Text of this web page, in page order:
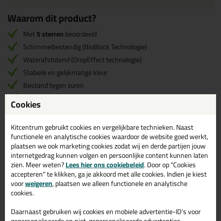
Waarom dit product?
Met5 sterrenbeoordeeld
Schimmelbestendig (BioBlock Technologie)
Waterafstotend (DropEffect technologie)
Stabiele en gelijkmatige kleur
Bestand tegen zuren
Geschikt voor voegentot 20mm
40 verschillende kleuren
Twijfel je ofMapei Ultracolor Plus 5kghet beste
product is voor je klus?
Start de check
Omschrijving Video Specificaties Reviews (6)
Cookies
Kitcentrum gebruikt cookies en vergelijkbare technieken. Naast
functionele en analytische cookies waardoor de website goed werkt,
plaatsen we ook marketing cookies zodat wij en derde partijen jouw
internetgedrag kunnen volgen en persoonlijke content kunnen laten
zien. Meer weten?Lees hier ons cookiebeleid. Door op "Cookies
accepteren" te klikken, ga je akkoord met alle cookies. Indien je kiest
voorweigeren, plaatsen we alleen functionele en analytische
cookies.
Daarnaast gebruiken wij cookies en mobiele advertentie-ID’s voor